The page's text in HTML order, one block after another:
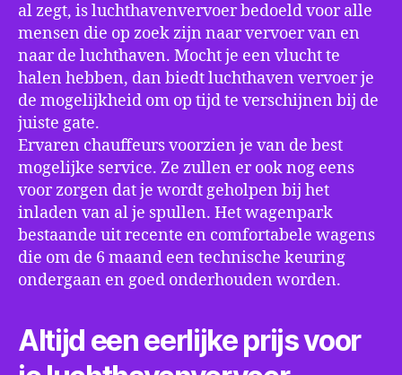
al zegt, is luchthavenvervoer bedoeld voor alle
mensen die op zoek zijn naar vervoer van en
naar de luchthaven. Mocht je een vlucht te
halen hebben, dan biedt luchthaven vervoer je
de mogelijkheid om op tijd te verschijnen bij de
juiste gate.
Ervaren chauffeurs voorzien je van de best
mogelijke service. Ze zullen er ook nog eens
voor zorgen dat je wordt geholpen bij het
inladen van al je spullen. Het wagenpark
bestaande uit recente en comfortabele wagens
die om de 6 maand een technische keuring
ondergaan en goed onderhouden worden.
Altijd een eerlijke prijs voor